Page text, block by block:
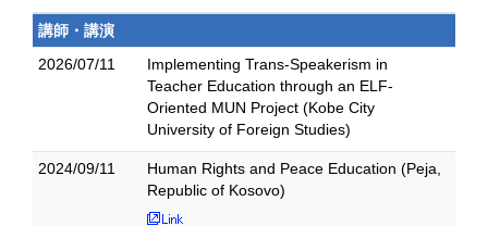
講師・講演
2026/07/11
Implementing Trans-Speakerism in
Teacher Education through an ELF-
Oriented MUN Project (Kobe City
University of Foreign Studies)
2024/09/11
Human Rights and Peace Education (Peja,
Republic of Kosovo)